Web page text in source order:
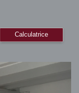
Calculatrice